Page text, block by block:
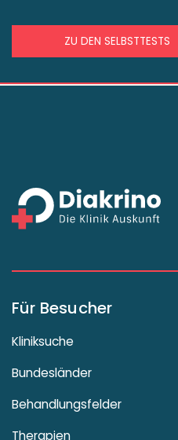
ZU DEN SELBSTTESTS
Für Besucher
Kliniksuche
Bundesländer
Behandlungsfelder
Therapien